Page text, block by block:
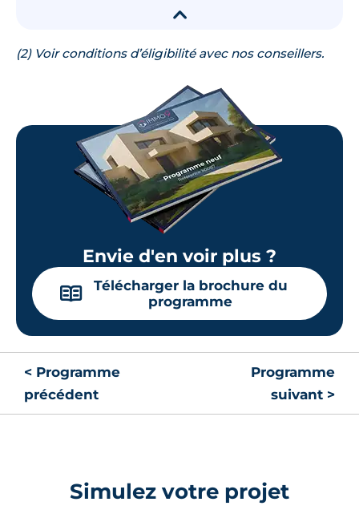
▾
(2) Voir conditions d’éligibilité avec nos conseillers.
Envie d'en voir plus ?
📖
Télécharger la brochure du
programme
< Programme
précédent
Programme
suivant >
Simulez votre projet